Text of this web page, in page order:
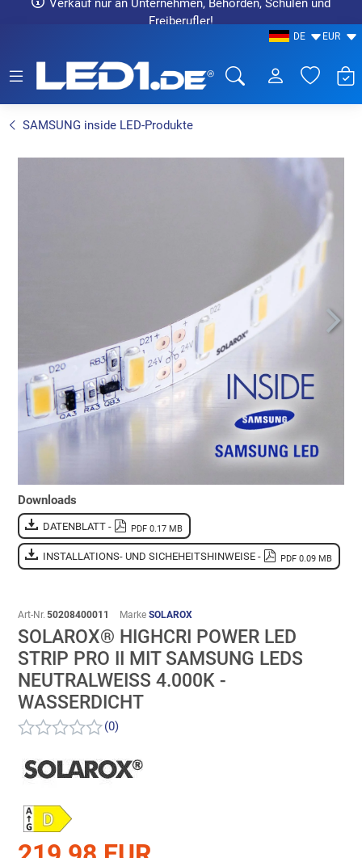
Verkauf nur an Unternehmen, Behörden, Schulen und
Freiberufler!
DE EUR
SAMSUNG inside LED-Produkte

Downloads
DATENBLATT - PDF 0.17 MB
INSTALLATIONS- UND SICHEHEITSHINWEISE - PDF 0.09 MB
Art-Nr. 50208400011 Marke SOLAROX
SOLAROX® HIGHCRI POWER LED
STRIP PRO II MIT SAMSUNG LEDS
NEUTRALWEISS 4.000K - W
ASSERDICHT
(0)